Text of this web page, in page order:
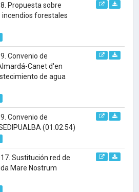
Propuesta sobre
incendios forestales
Convenio de
Canet d'en
de agua
Convenio de
(01:02:54)
Sustitución red de
Mare Nostrum